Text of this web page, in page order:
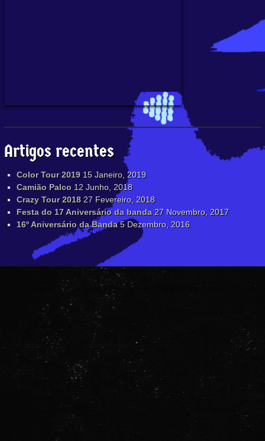
Artigos recentes
Color Tour 2019 15 Janeiro, 2019
Camião Palco 12 Junho, 2018
Crazy Tour 2018 27 Fevereiro, 2018
Festa do 17 Aniversário da banda 27 Novembro, 2017
16º Aniversário da Banda 5 Dezembro, 2016